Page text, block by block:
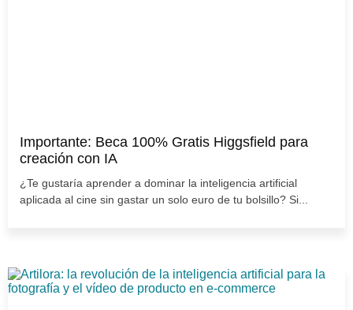
Importante: Beca 100% Gratis Higgsfield para
creación con IA
¿Te gustaría aprender a dominar la inteligencia artificial
aplicada al cine sin gastar un solo euro de tu bolsillo? Si...